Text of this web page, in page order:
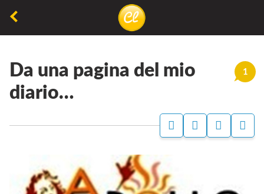
non
permette
respirare
1
Da una pagina del mio
diario…